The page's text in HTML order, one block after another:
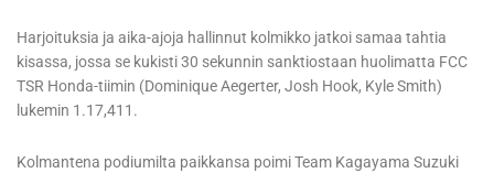
Harjoituksia ja aika-ajoja hallinnut kolmikko jatkoi samaa tahtia
kisassa, jossa se kukisti 30 sekunnin sanktiostaan huolimatta FCC
TSR Honda-tiimin (Dominique Aegerter, Josh Hook, Kyle Smith)
lukemin 1.17,411.
Kolmantena podiumilta paikkansa poimi Team Kagayama Suzuki